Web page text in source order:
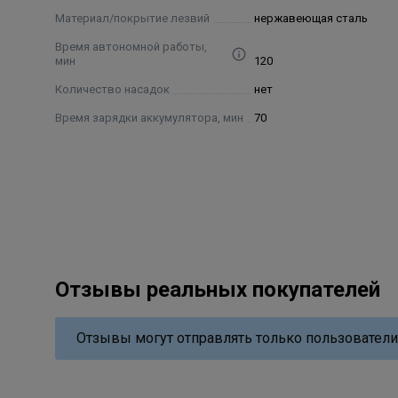
Материал/покрытие лезвий нержавеющая сталь
Время автономной работы,
мин
120
Количество насадок нет
Время зарядки аккумулятора, мин 70
Отзывы реальных покупателей
Отзывы могут отправлять только